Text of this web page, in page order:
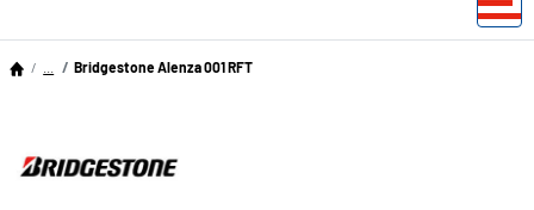
Bridgestone Alenza 001 RFT